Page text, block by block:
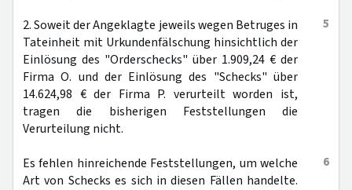
5
2. Soweit der Angeklagte jeweils wegen Betruges in
Tateinheit mit Urkundenfälschung hinsichtlich der
Einlösung des "Orderschecks" über 1.909,24 € der
Firma O. und der Einlösung des "Schecks" über
14.624,98 € der Firma P. verurteilt worden ist,
tragen die bisherigen Feststellungen die
Verurteilung nicht.
6
Es fehlen hinreichende Feststellungen, um welche
Art von Schecks es sich in diesen Fällen handelte.